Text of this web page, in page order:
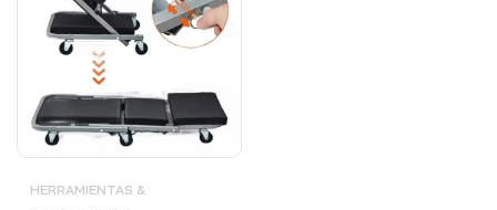
HERRAMIENTAS &